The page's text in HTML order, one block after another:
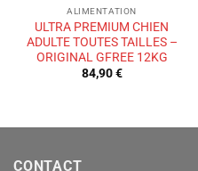
ALIMENTATION
ULTRA PREMIUM CHIEN
ADULTE TOUTES TAILLES –
ORIGINAL GFREE 12KG
84,90€
CONTACT